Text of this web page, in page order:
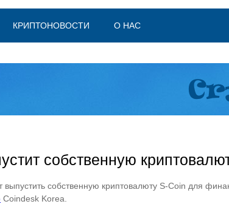
КРИПТОНОВОСТИ О НАС
собственную
выпустить собственную криптовалюту S-Coin для
Coindesk Korea.